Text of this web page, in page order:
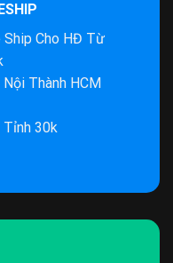
Ship Cho HĐ Từ
Nội Thành HCM
Tỉnh 30k